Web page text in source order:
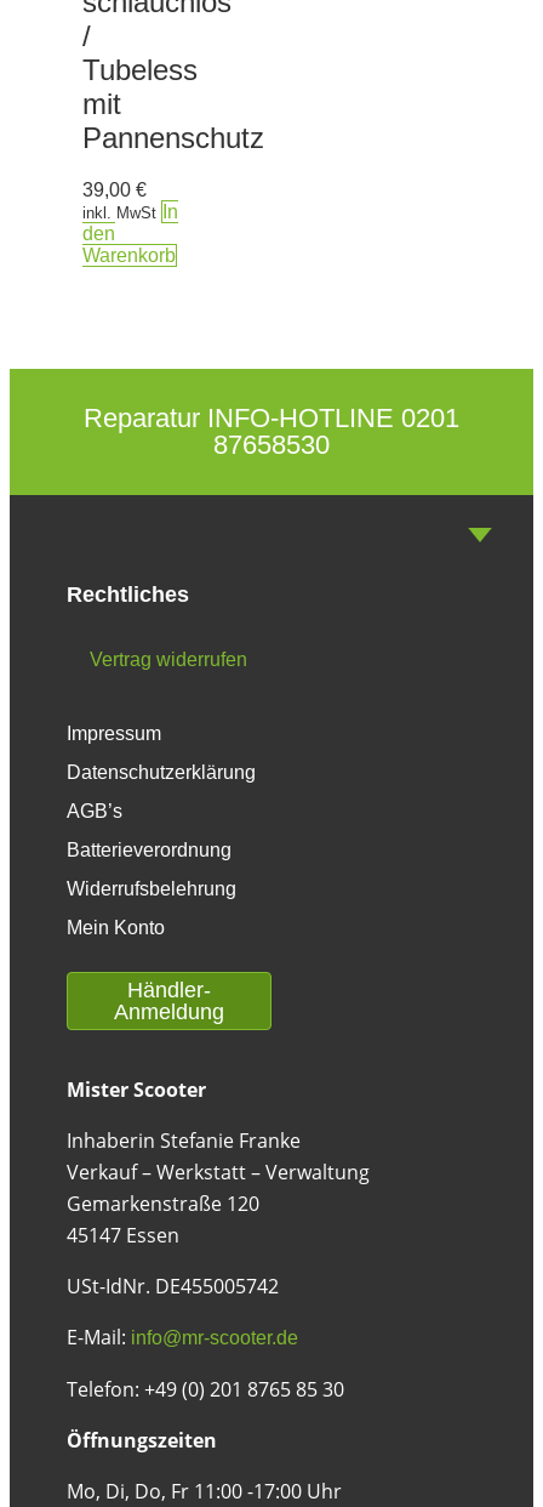
/
Tubeless
mit
Pannenschutz
39,00 €
inkl. MwSt
In
den
Warenkorb
Reparatur INFO-HOTLINE 0201
87658530
Mister Scooter
Inhaberin Stefanie Franke
Verkauf – Werkstatt – Verwaltung
Gemarkenstraße 120
45147 Essen
USt-IdNr. DE455005742
E-Mail: info@mr-scooter.de
Telefon: +49 (0) 201 8765 85 30
Öffnungszeiten
Mo, Di, Do, Fr 11:00 -17:00 Uhr
Rechtliches
Vertrag widerrufen
Impressum
Datenschutzerklärung
AGB’s
Batterieverordnung
Widerrufsbelehrung
Mein Konto
Händler-
Anmeldung